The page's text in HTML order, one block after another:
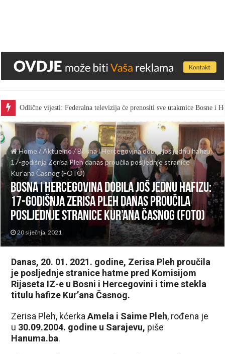
Odlične vijesti: Federalna televizija će prenositi sve utakmice Bosne i
Home /Aktuelno/Bosna i Hercegovina dobila još jednu hafizu:
17-godišnja Zerisa Pleh danas proučila posljednje stranice
Kur’ana Časnog (FOTO)
Bosna i Hercegovina dobila još jednu hafizu:
17-godišnja Zerisa Pleh danas proučila
posljednje stranice Kur’ana Časnog (FOTO)
20 siječnja, 2021
Danas, 20. 01. 2021. godine, Zerisa Pleh proučila
je posljednje stranice hatme pred Komisijom
Rijaseta IZ-e u Bosni i Hercegovini i time stekla
titulu hafize Kur’ana Časnog.
Zerisa Pleh, kćerka Amela i Saime Pleh, rođena je
u 30.09.2004. godine u Sarajevu, piše
Hanuma.ba.